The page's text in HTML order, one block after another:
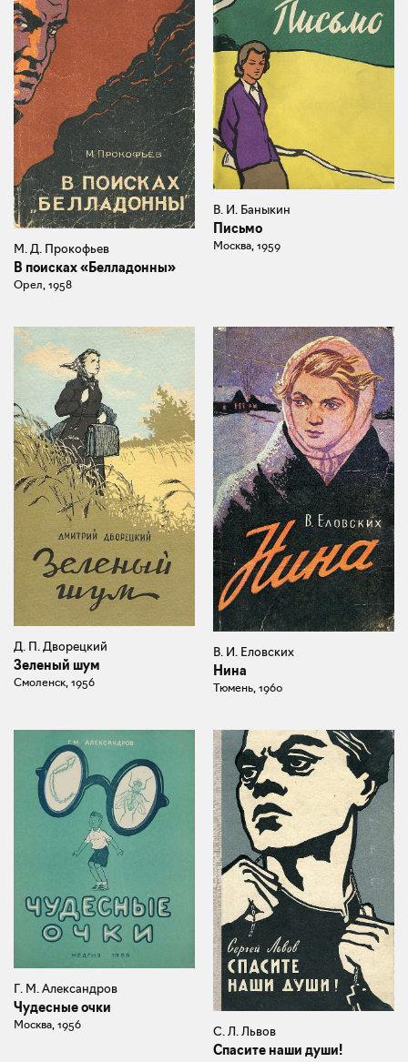
М. Д. Прокофьев
В поисках «Белладонны»
Орел, 1958
В. И. Баныкин
Письмо
Москва, 1959
Д. П. Дворецкий
Зеленый шум
Смоленск, 1956
В. И. Еловских
Нина
Тюмень, 1960
Г. М. Александров
Чудесные очки
Москва, 1956 С. Л. Львов
Спасите наши души!